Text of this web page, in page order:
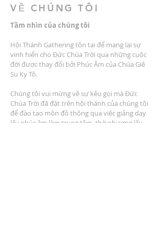
VỀ CHÚNG TÔI
Tầm nhìn của chúng tôi
Hội Thánh Gathering tồn tại để mang lại sự
vinh hiển cho Đức Chúa Trời qua những cuộc
đời được thay đổi bởi Phúc Âm của Chúa Giê
Su Ky Tô.
Chúng tôi vui mừng về sự kêu gọi mà Đức
Chúa Trời đã đặt trên hội thánh của chúng tôi
để đào tạo môn đồ thông qua việc giảng dạy
lấy phúc âm làm trung tâm, thờ phượng lấy